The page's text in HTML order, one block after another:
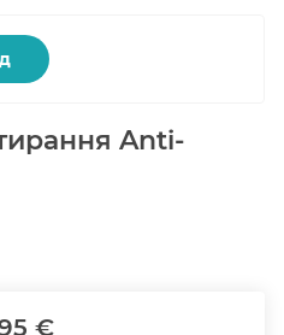
Anti-
€